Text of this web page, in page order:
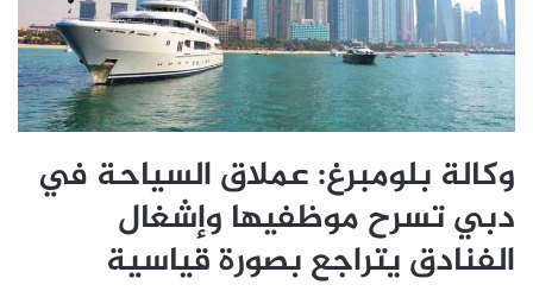
وكالة بلومبرغ: عملاق السياحة في
دبي تسرح موظفيها وإشغال
الفنادق يتراجع بصورة قياسية